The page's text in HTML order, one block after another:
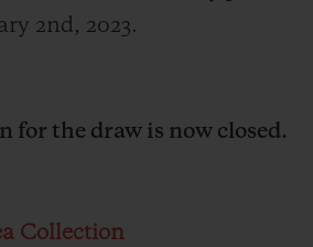
2nd, 2023.
for the draw is now closed.
Collection